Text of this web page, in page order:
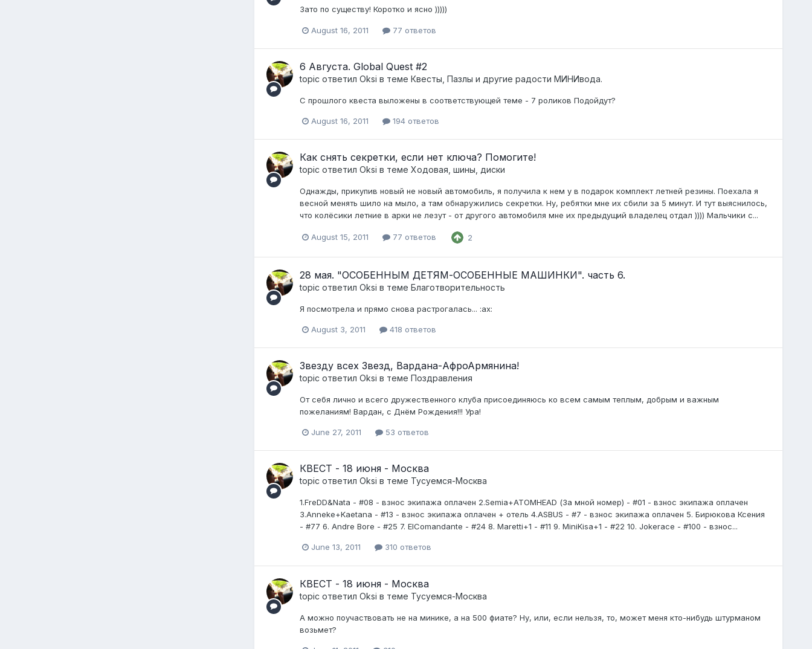
Зато по существу! Коротко и ясно )))))
August 16, 2011 77 ответов
6 Августа. Global Quest #2
topic ответил Oksi в теме Квесты, Пазлы и другие радости МИНИвода.
С прошлого квеста выложены в соответствующей теме - 7 роликов Подойдут?
August 16, 2011 194 ответов
Как снять секретки, если нет ключа? Помогите!
topic ответил Oksi в теме Ходовая, шины, диски
Однажды, прикупив новый не новый автомобиль, я получила к нем у в подарок комплект летней резины. Поехала я
весной менять шило на мыло, а там обнаружились секретки. Ну, ребятки мне их сбили за 5 минут. И тут выяснилось,
что колёсики летние в арки не лезут - от другого автомобиля мне их предыдущий владелец отдал )))) Мальчики с...
August 15, 2011 77 ответов 2
28 мая. "ОСОБЕННЫМ ДЕТЯМ-ОСОБЕННЫЕ МАШИНКИ". часть 6.
topic ответил Oksi в теме Благотворительность
Я посмотрела и прямо снова растрогалась... :ax:
August 3, 2011 418 ответов
Звезду всех Звезд, Вардана-АфроАрмянина!
topic ответил Oksi в теме Поздравления
От себя лично и всего дружественного клуба присоединяюсь ко всем самым теплым, добрым и важным
пожеланиям! Вардан, с Днём Рождения!!! Ура!
June 27, 2011 53 ответов
КВЕСТ - 18 июня - Москва
topic ответил Oksi в теме Тусуемся-Москва
1.FreDD&Nata - #08 - взнос экипажа оплачен 2.Semia+ATOMHEAD (За мной номер) - #01 - взнос экипажа оплачен
3.Anneke+Kaetana - #13 - взнос экипажа оплачен + отель 4.ASBUS - #7 - взнос экипажа оплачен 5. Бирюкова Ксения
- #77 6. Andre Bore - #25 7. ElComandante - #24 8. Maretti+1 - #11 9. MiniKisa+1 - #22 10. Jokerace - #100 - взнос...
June 13, 2011 310 ответов
КВЕСТ - 18 июня - Москва
topic ответил Oksi в теме Тусуемся-Москва
А можно поучаствовать не на минике, а на 500 фиате? Ну, или, если нельзя, то, может меня кто-нибудь штурманом
возьмет?